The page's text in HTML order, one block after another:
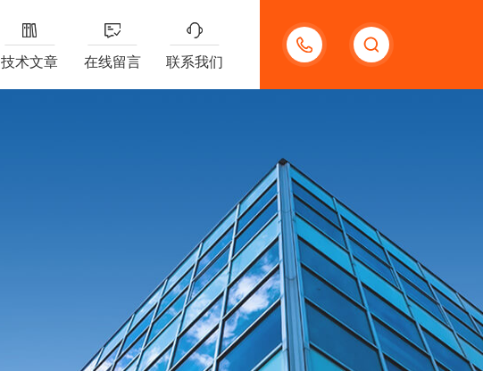
13132097161
技术文章 在线留言 联系我们